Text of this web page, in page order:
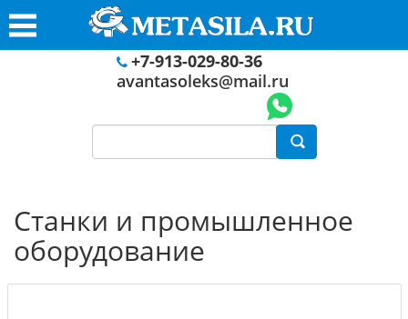
+7-913-029-80-36
avantasoleks@mail.ru
Станки и промышленное
оборудование